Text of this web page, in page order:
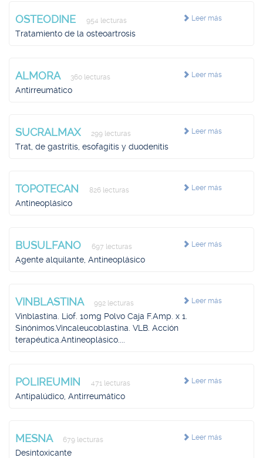
Leer más
OSTEODINE 954 lecturas
Tratamiento de la osteoartrosis
Leer más
ALMORA 360 lecturas
Antirreumático
Leer más
SUCRALMAX 299 lecturas
Trat, de gastritis, esofagitis y duodenitis
Leer más
TOPOTECAN 826 lecturas
Antineoplásico
Leer más
BUSULFANO 697 lecturas
Agente alquilante, Antineoplásico
Leer más
VINBLASTINA 992 lecturas
Vinblastina. Liof. 10mg Polvo Caja F.Amp. x 1.
Sinónimos.Vincaleucoblastina. VLB. Acción
terapéutica.Antineoplásico....
Leer más
POLIREUMIN 471 lecturas
Antipalúdico, Antirreumático
Leer más
MESNA 679 lecturas
Desintoxicante